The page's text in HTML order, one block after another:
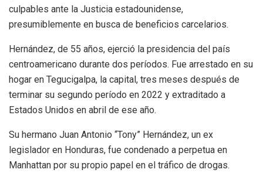
culpables ante la Justicia estadounidense,
presumiblemente en busca de beneficios carcelarios.
Hernández, de 55 años, ejerció la presidencia del país
centroamericano durante dos períodos. Fue arrestado en su
hogar en Tegucigalpa, la capital, tres meses después de
terminar su segundo período en 2022 y extraditado a
Estados Unidos en abril de ese año.
Su hermano Juan Antonio “Tony” Hernández, un ex
legislador en Honduras, fue condenado a perpetua en
Manhattan por su propio papel en el tráfico de drogas.